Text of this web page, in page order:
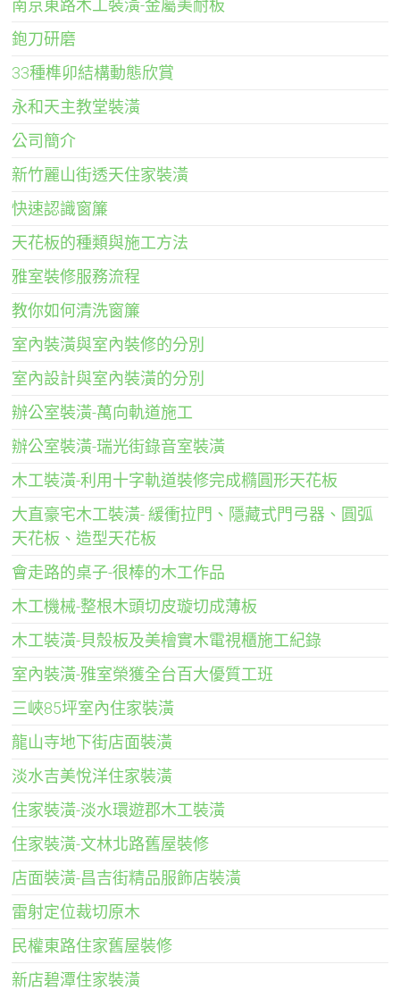
南京東路木工裝潢-金屬美耐板
鉋刀研磨
33種榫卯結構動態欣賞
永和天主教堂裝潢
公司簡介
新竹麗山街透天住家裝潢
快速認識窗簾
天花板的種類與施工方法
雅室裝修服務流程
教你如何清洗窗簾
室內裝潢與室內裝修的分別
室內設計與室內裝潢的分別
辦公室裝潢-萬向軌道施工
辦公室裝潢-瑞光街錄音室裝潢
木工裝潢-利用十字軌道裝修完成橢圓形天花板
大直豪宅木工裝潢- 緩衝拉門、隱藏式門弓器、圓弧
天花板、造型天花板
會走路的桌子-很棒的木工作品
木工機械-整根木頭切皮璇切成薄板
木工裝潢-貝殼板及美檜實木電視櫃施工紀錄
室內裝潢-雅室榮獲全台百大優質工班
三峽85坪室內住家裝潢
龍山寺地下街店面裝潢
淡水吉美悅洋住家裝潢
住家裝潢-淡水環遊郡木工裝潢
住家裝潢-文林北路舊屋裝修
店面裝潢-昌吉街精品服飾店裝潢
雷射定位裁切原木
民權東路住家舊屋裝修
新店碧潭住家裝潢